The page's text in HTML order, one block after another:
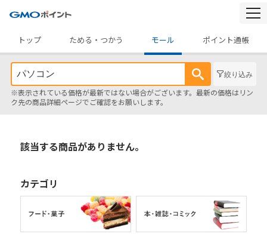
トップ
ためる・つかう モール ポイント通帳
絞り込み
※表示されている価格が最新ではない場合がございます。最新の価格はリン
ク先の商品詳細ページでご確認をお願いします。
該当する商品がありません。
カテゴリ